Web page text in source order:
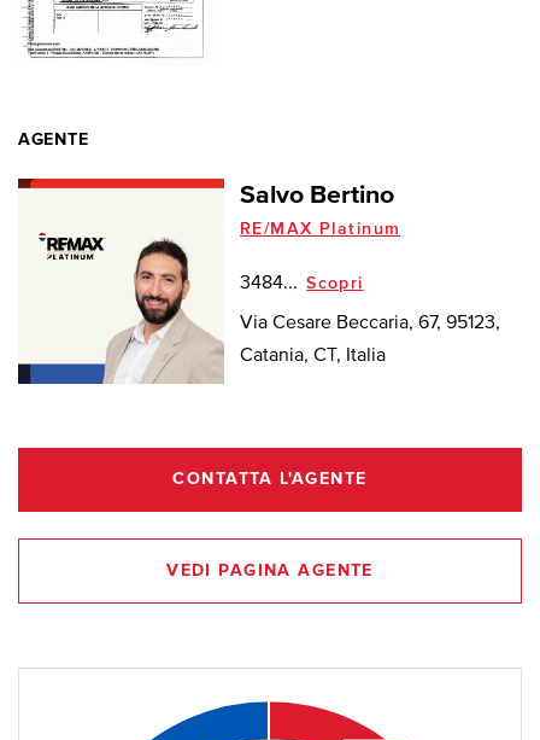
AGENTE
Salvo Bertino
RE/MAX Platinum
3484... Scopri
Via Cesare Beccaria, 67, 95123,
Catania, CT, Italia
CONTATTA L'AGENTE
VEDI PAGINA AGENTE